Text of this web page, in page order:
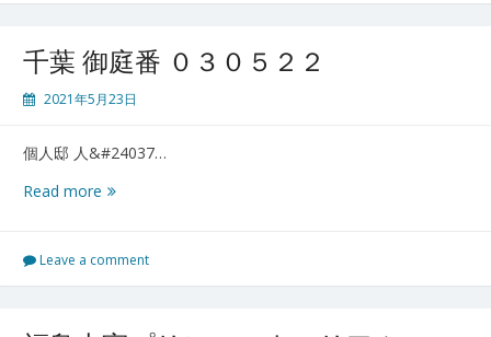
千葉 御庭番 ０３０５２２
2021年5月23日
個人邸 人&#24037…
Read more 千
庭
番
３
Leave a comment